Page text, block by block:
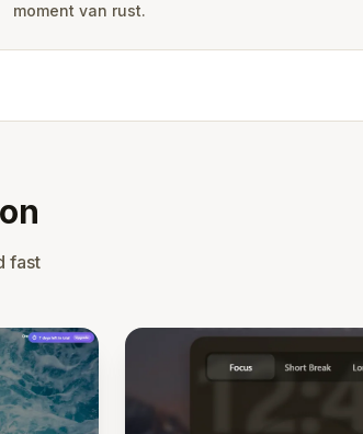
moment van rust.
fast